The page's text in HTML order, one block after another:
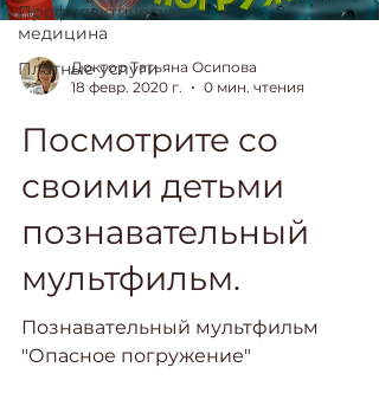
Профилактическая
медицина
Платные услуги
Доктор Татьяна Осипова
18 февр. 2020 г.
0 мин. чтения
Посмотрите со
своими детьми
познавательный
мультфильм.
Познавательный мультфильм
"Опасное погружение"